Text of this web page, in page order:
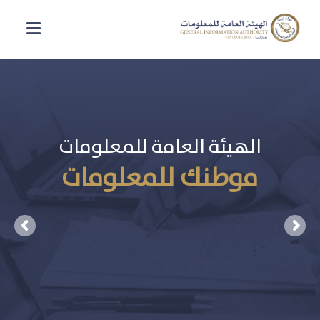
موطنك للمعلومات
الهيئة العامة للمعلومات